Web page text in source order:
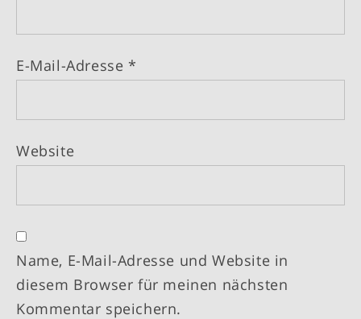
E-Mail-Adresse *
Website
Name, E-Mail-Adresse und Website in
diesem Browser für meinen nächsten
Kommentar speichern.